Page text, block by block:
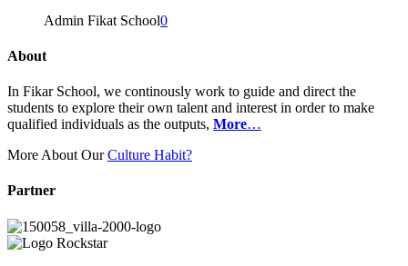
Admin Fikat School0
About
In Fikar School, we continously work to guide and direct the
students to explore their own talent and interest in order to make
qualified individuals as the outputs, More…
More About OurCulture Habit?
Partner